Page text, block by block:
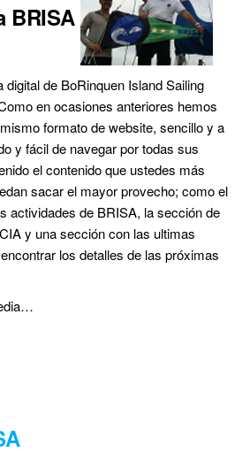
BRISA
digital de BoRinquen Island Sailing
en ocasiones anteriores hemos
formato de website, sencillo y a
y fácil de navegar por todas sus
el contenido que ustedes más
sacar el mayor provecho; como el
actividades de BRISA, la sección de
y una sección con las ultimas
los detalles de las próximas